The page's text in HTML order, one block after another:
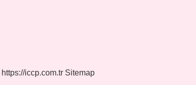
https://iccp.com.tr Sitemap